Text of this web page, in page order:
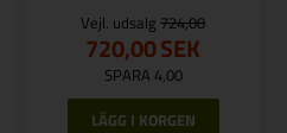
Vejl. udsalg724,00
720,00SEK
SPARA 4,00